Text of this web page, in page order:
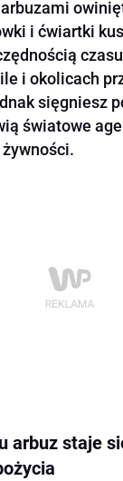
i ćwiartki
i okolicach
sięgniesz
światowe
arbuz staje